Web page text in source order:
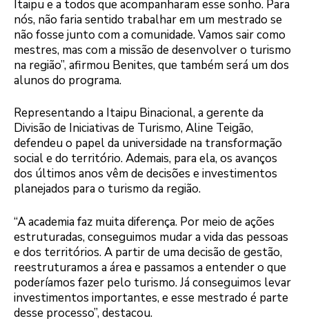
Itaipu e a todos que acompanharam esse sonho. Para
nós, não faria sentido trabalhar em um mestrado se
não fosse junto com a comunidade. Vamos sair como
mestres, mas com a missão de desenvolver o turismo
na região”, afirmou Benites, que também será um dos
alunos do programa.
Representando a Itaipu Binacional, a gerente da
Divisão de Iniciativas de Turismo, Aline Teigão,
defendeu o papel da universidade na transformação
social e do território. Ademais, para ela, os avanços
dos últimos anos vêm de decisões e investimentos
planejados para o turismo da região.
“A academia faz muita diferença. Por meio de ações
estruturadas, conseguimos mudar a vida das pessoas
e dos territórios. A partir de uma decisão de gestão,
reestruturamos a área e passamos a entender o que
poderíamos fazer pelo turismo. Já conseguimos levar
investimentos importantes, e esse mestrado é parte
desse processo”, destacou.